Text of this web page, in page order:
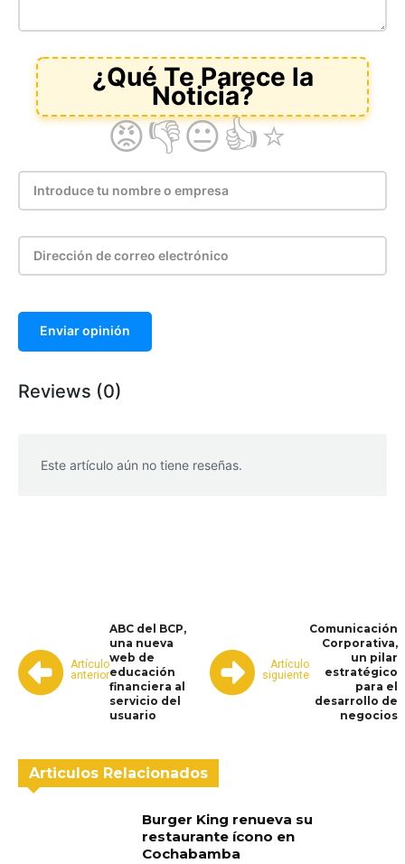
Enviar opinión
Reviews (0)
Este artículo aún no tiene reseñas.
Artículo
anterior
ABC del BCP,
una nueva
web de
educación
financiera al
servicio del
usuario
Artículo
siguiente
Comunicación
Corporativa,
un pilar
estratégico
para el
desarrollo de
negocios
Articulos Relacionados
Burger King renueva su
restaurante ícono en
Cochabamba